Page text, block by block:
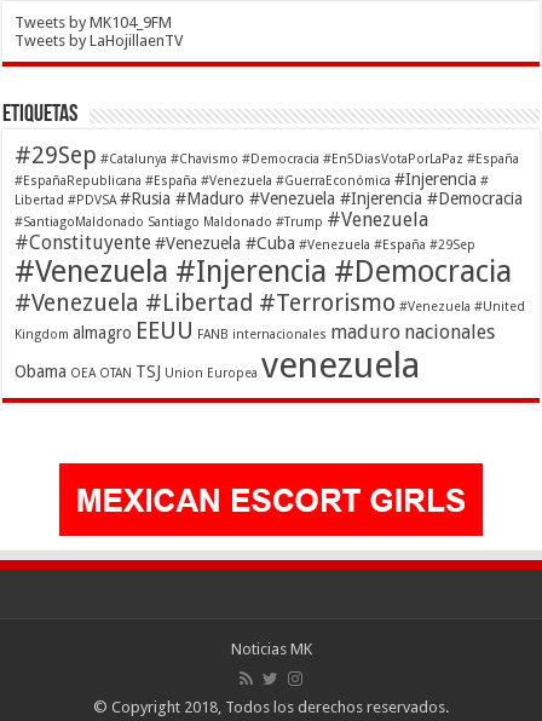
Tweets by MK104_9FM
Tweets by LaHojillaenTV
Etiquetas
#29Sep #Catalunya #Chavismo #Democracia #En5DiasVotaPorLaPaz #España
#EspañaRepublicana #España #Venezuela #GuerraEconómica #Injerencia #
Libertad #PDVSA #Rusia #Maduro #Venezuela #Injerencia #Democracia
#SantiagoMaldonado Santiago Maldonado #Trump #Venezuela
#Constituyente #Venezuela #Cuba #Venezuela #España #29Sep
#Venezuela #Injerencia #Democracia
#Venezuela #Libertad #Terrorismo #Venezuela #United
Kingdom almagro EEUU FANB internacionales maduro nacionales
Obama OEA OTAN TSJ Union Europea venezuela
Noticias MK
© Copyright 2018, Todos los derechos reservados.